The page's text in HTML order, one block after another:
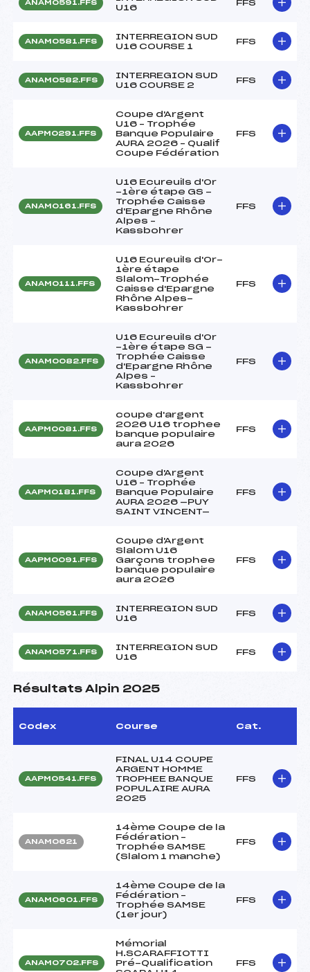
ANAM0591.FFS
U16
FFS
ANAM0581.FFS
INTERREGION SUD
U16 COURSE 1
FFS
ANAM0582.FFS
INTERREGION SUD
U16 COURSE 2
FFS
AAPM0291.FFS
Coupe d'Argent
U16 – Trophée
Banque Populaire
AURA 2026 – Qualif
Coupe Fédération
FFS
ANAM0161.FFS
U16 Ecureuils d'Or
-1ère étape GS -
Trophée Caisse
d'Epargne Rhône
Alpes –
Kassbohrer
FFS
ANAM0111.FFS
U16 Ecureuils d'Or-
1ère étape
Slalom-Trophée
Caisse d'Epargne
Rhône Alpes-
Kassbohrer
FFS
ANAM0082.FFS
U16 Ecureuils d'Or
-1ère étape SG -
Trophée Caisse
d'Epargne Rhône
Alpes –
Kassbohrer
FFS
AAPM0081.FFS
coupe d'argent
2026 U16 trophee
banque populaire
aura 2026
FFS
AAPM0181.FFS
Coupe d'Argent
U16 – Trophée
Banque Populaire
AURA 2026 —PUY
SAINT VINCENT—
FFS
AAPM0091.FFS
Coupe d'Argent
Slalom U16
Garçons trophee
banque populaire
aura 2026
FFS
ANAM0561.FFS
INTERREGION SUD
U16
FFS
ANAM0571.FFS
INTERREGION SUD
U16
FFS
Résultats Alpin 2025
Codex Course Cat.
AAPM0541.FFS
FINAL U14 COUPE
ARGENT HOMME
TROPHEE BANQUE
POPULAIRE AURA
2025
FFS
ANAM0621
14ème Coupe de la
Fédération –
Trophée SAMSE
(Slalom 1 manche)
FFS
ANAM0601.FFS
14ème Coupe de la
Fédération –
Trophée SAMSE
(1er jour)
FFS
ANAM0702.FFS
Mémorial
H.SCARAFFIOTTI
Pré-Qualification
FFS